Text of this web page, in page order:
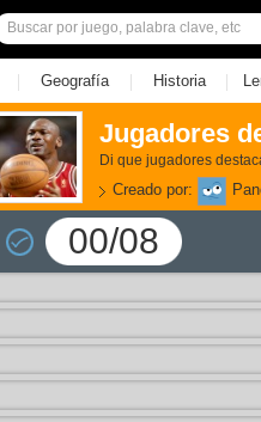
| Geografía | Historia |
Jugadores
Di que jugadores
Creado por:
00/08